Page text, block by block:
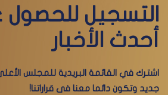
التسجيل
أحدث الأخبار
اشترك في القائمة البريدية للمجلس
جديد وتكون دائما معنا فى قراراتنا!